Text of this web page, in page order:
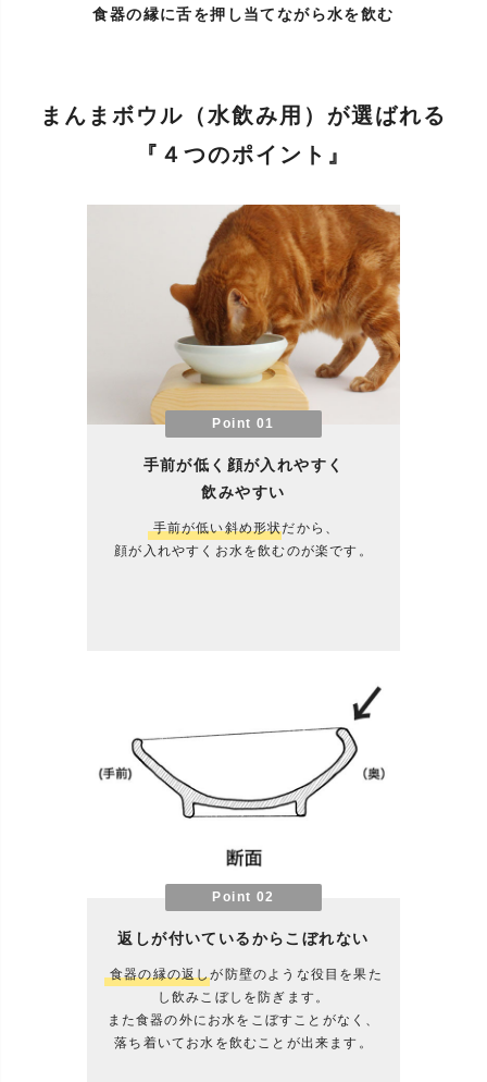
食器の縁に舌を押し当てながら水を飲む
まんまボウル（水飲み用）が選ばれる
『４つのポイント』
Point 01
手前が低く顔が入れやすく
飲みやすい
手前が低い斜め形状だから、
顔が入れやすくお水を飲むのが楽です。
Point 02
返しが付いているからこぼれない
食器の縁の返しが防壁のような役目を果た
し 飲みこぼしを防ぎます。
また食器の外にお水をこぼすことがなく、
落ち着いてお水を飲むことが出来ます。